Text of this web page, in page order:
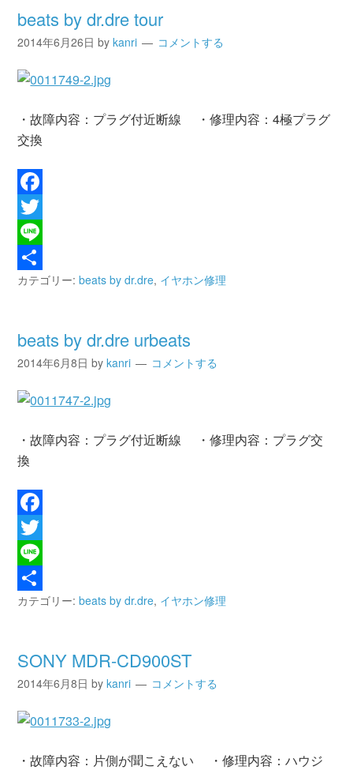
beats by dr.dre tour
2014年6月26日 bykanri コメントする
・故障内容：プラグ付近断線 ・修理内容：4極プラグ
交換
Facebook
Twitter
Line
共
カテゴリー:beats by dr.dre, イヤホン修理
beats by dr.dre urbeats
2014年6月8日 bykanri コメントする
・故障内容：プラグ付近断線 ・修理内容：プラグ交
換
Facebook
Twitter
Line
共
カテゴリー:beats by dr.dre, イヤホン修理
SONY MDR-CD900ST
2014年6月8日 bykanri コメントする
・故障内容：片側が聞こえない ・修理内容：ハウジ